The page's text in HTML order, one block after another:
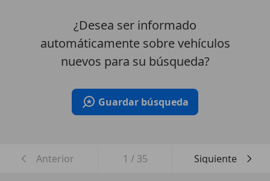
¿Desea ser informado
automáticamente sobre vehículos
nuevos para su búsqueda?
Guardar búsqueda
Anterior 1 / 35 Siguiente